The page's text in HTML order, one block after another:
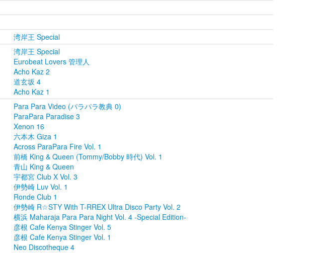
湾岸王 Special
湾岸王 Special
Eurobeat Lovers 管理人
Acho Kaz 2
道玄坂 4
Acho Kaz 1
Para Para Video (パラパラ教典 0)
ParaPara Paradise 3
Xenon 16
六本木 Giza 1
Across ParaPara Fire Vol. 1
前橋 King & Queen (Tommy/Bobby 時代) Vol. 1
青山 King & Queen
宇都宮 Club X Vol. 3
伊勢崎 Luv Vol. 1
Ronde Club 1
伊勢崎 R☆STY With T-RREX Ultra Disco Party Vol. 2
横浜 Maharaja Para Para Night Vol. 4 -Special Edition-
彦根 Cafe Kenya Stinger Vol. 5
彦根 Cafe Kenya Stinger Vol. 1
Neo Discotheque 4